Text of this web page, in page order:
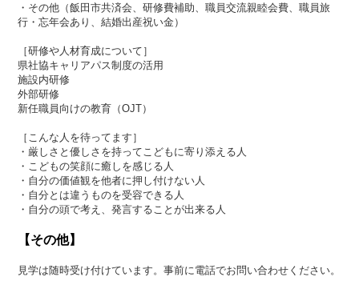
・その他（飯田市共済会、研修費補助、職員交流親睦会費、職員旅
行・忘年会あり、結婚出産祝い金）
［研修や人材育成について］
県社協キャリアパス制度の活用
施設内研修
外部研修
新任職員向けの教育（OJT）
［こんな人を待ってます］
・厳しさと優しさを持ってこどもに寄り添える人
・こどもの笑顔に癒しを感じる人
・自分の価値観を他者に押し付けない人
・自分とは違うものを受容できる人
・自分の頭で考え、発言することが出来る人
【その他】
見学は随時受け付けています。事前に電話でお問い合わせください。